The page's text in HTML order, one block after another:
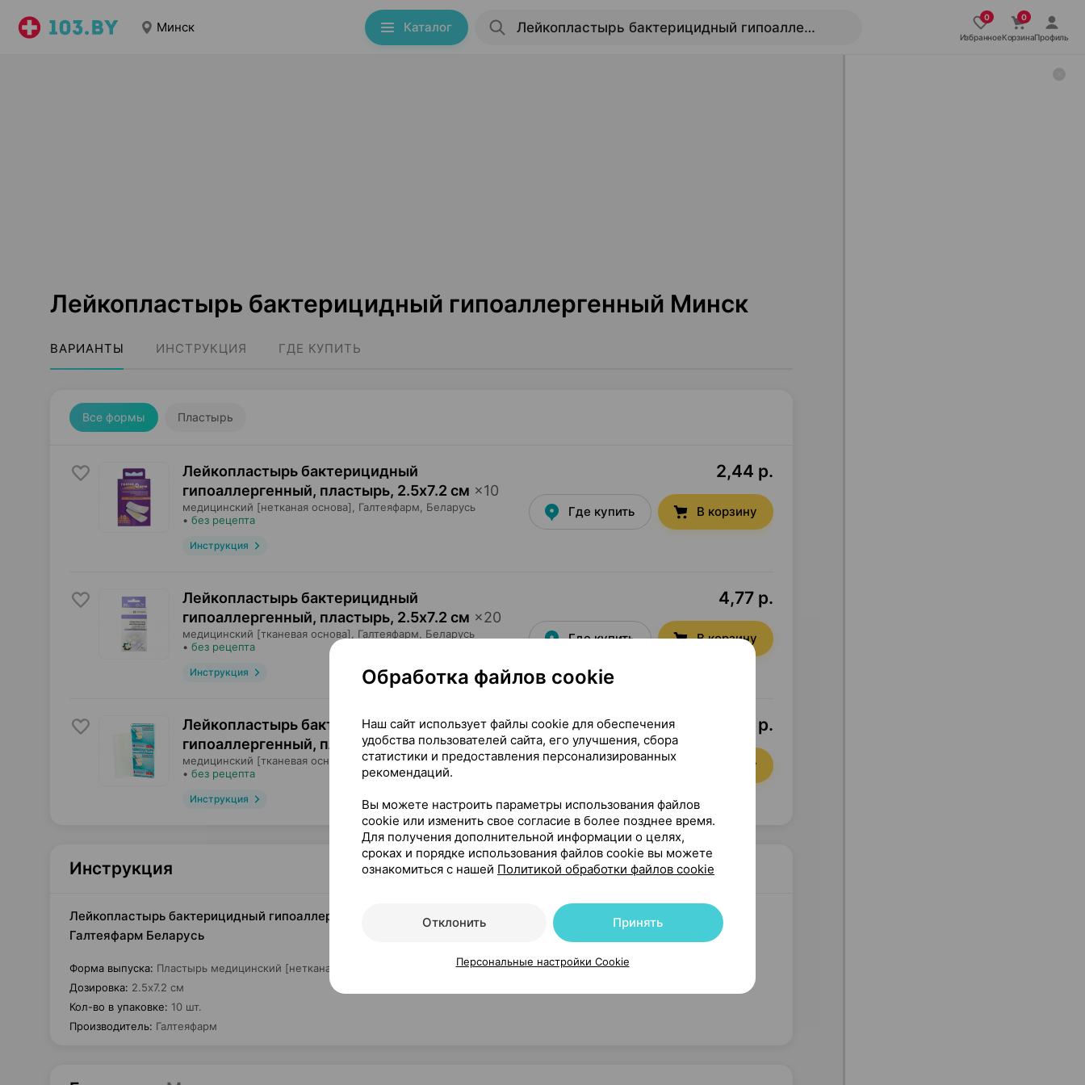
Минск Каталог
ИзбранноеКорзинаПрофиль
Лейкопластырь бактерицидный гипоаллергенный Минск
ВАРИАНТЫ ИНСТРУКЦИЯ ГДЕ КУПИТЬ
Все формы Пластырь
Лейкопластырь бактерицидный
гипоаллергенный, пластырь, 2.5х7.2 см ×10
медицинский [нетканая основа], Галтеяфарм , Беларусь
• без рецепта
Инструкция
2,44 р.
Где купить В корзину
Лейкопластырь бактерицидный
гипоаллергенный, пластырь, 2.5х7.2 см ×20
медицинский [тканевая основа], Галтеяфарм , Беларусь
• без рецепта
Инструкция
4,77 р.
Где купить В корзину
Лейкопластырь бактерицидный
гипоаллергенный, пластырь,4х10 см×1
медицинский [тканевая основа], Галтеяфарм, Беларусь
• без рецепта
Инструкция
0,34 р.
Где купить В корзину
Инструкция
Лейкопластырь бактерицидный гипоаллергенный, пластырь медицинский [нетканая основа], 2.5х7.2 см ×10,
Галтеяфарм Беларусь
Форма выпуска: Пластырь медицинский [нетканая основа]
Дозировка: 2.5х7.2 см
Кол-во в упаковке: 10 шт.
Производитель: Галтеяфарм
Обработка файлов cookie
Наш сайт использует файлы cookie для обеспечения
удобства пользователей сайта, его улучшения, сбора
статистики и предоставления персонализированных
рекомендаций.
Вы можете настроить параметры использования файлов
cookie или изменить свое согласие в более позднее время.
Для получения дополнительной информации о целях,
сроках и порядке использования файлов cookie вы можете
ознакомиться с нашей Политикой обработки файлов cookie
Отклонить Принять
Персональные настройки Cookie